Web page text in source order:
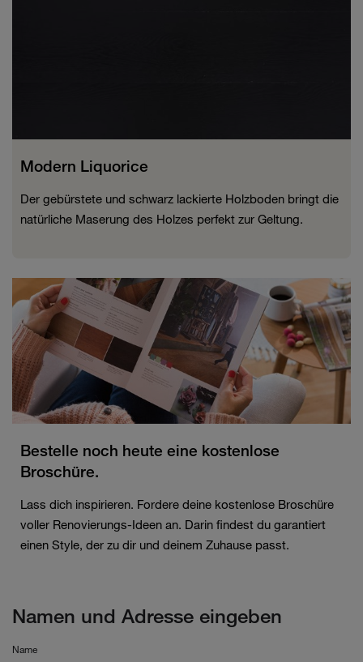
Modern Liquorice
Der gebürstete und schwarz lackierte Holzboden bringt die
natürliche Maserung des Holzes perfekt zur Geltung.
Bestelle noch heute eine kostenlose
Broschüre.
Lass dich inspirieren. Fordere deine kostenlose Broschüre
voller Renovierungs-Ideen an. Darin findest du garantiert
einen Style, der zu dir und deinem Zuhause passt.